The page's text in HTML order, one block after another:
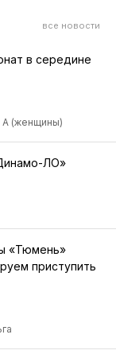
все новости
в середине
А (женщины)
ЛО»
«Тюмень»
приступить